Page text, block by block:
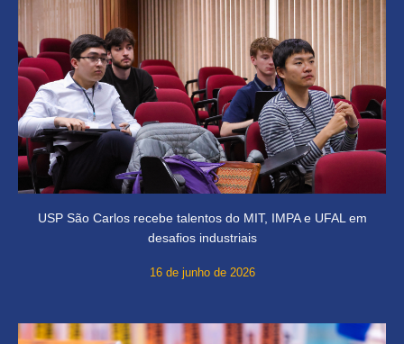
USP São Carlos recebe talentos do MIT, IMPA e UFAL em
desafios industriais
16 de junho de 2026